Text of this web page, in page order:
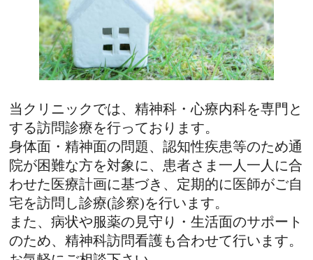
当クリニックでは、精神科・心療内科を専門と
する訪問診療を行っております。
身体面・精神面の問題、認知性疾患等のため通
院が困難な方を対象に、患者さま一人一人に合
わせた医療計画に基づき、定期的に医師がご自
宅を訪問し診療(診察)を行います。
また、病状や服薬の見守り・生活面のサポート
のため、精神科訪問看護も合わせて行います。